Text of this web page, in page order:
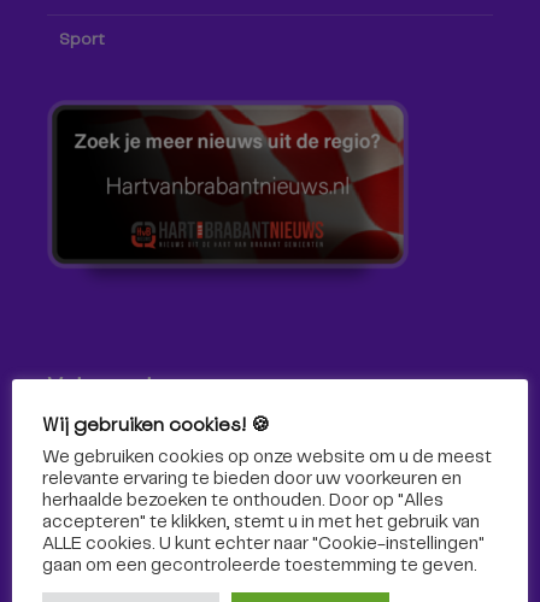
Sport
Volg ons!
Volg Omroep Tilburg niet alleen hier, maar ook via social
media!
Wij gebruiken cookies! 🍪
We gebruiken cookies op onze website om u de meest
relevante ervaring te bieden door uw voorkeuren en
herhaalde bezoeken te onthouden. Door op "Alles
accepteren" te klikken, stemt u in met het gebruik van
ALLE cookies. U kunt echter naar "Cookie-instellingen"
gaan om een ​​gecontroleerde toestemming te geven.